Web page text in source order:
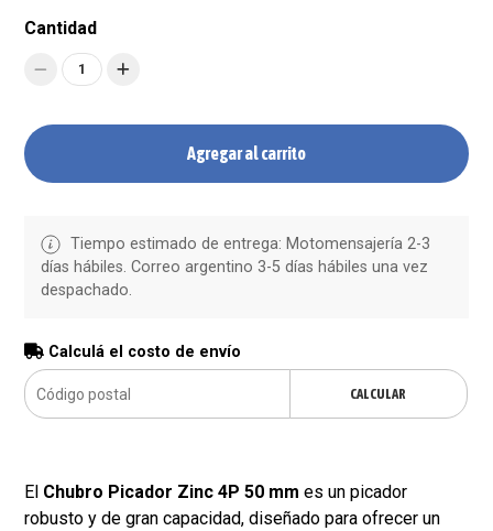
Cantidad
1
Agregar al carrito
Tiempo estimado de entrega: Motomensajería 2-3
días hábiles. Correo argentino 3-5 días hábiles una vez
despachado.
Calculá el costo de envío
CALCULAR
El Chubro Picador Zinc 4P 50 mm es un picador
robusto y de gran capacidad, diseñado para ofrecer un